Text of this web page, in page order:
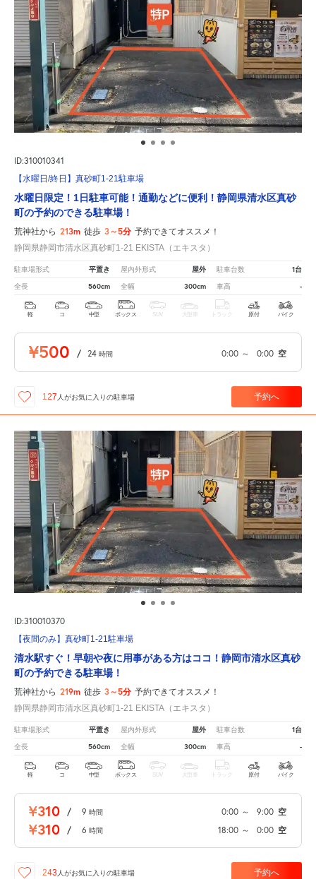
ID:310010341
【水曜日/終日】真砂町1-21駐車場
水曜日限定！1日駐車可能！通勤などに便利！静岡県清水区真砂
町の予約のできる駐車場！
荒神社から 213m 徒歩 3～5分 予約できてオススメ！
静岡県静岡市清水区真砂町1-21 EKISTA（エキスタ）
駐車場形式 平置き 屋内外形式 屋外 駐車台数 1台
全長 560cm 全幅 300cm 車高 -
軽 コ 中型 ボックス SUV 大型車 トラック 原付 バイク
¥500 / 24 時間 0:00 ～ 0:00 空
127 人がお気に入りの駐車場 予約へ
ID:310010370
【夜間のみ】真砂町1-21駐車場
清水駅すぐ！早朝や夜に用事がある方はココ！静岡市清水区真砂
町の予約できる駐車場！
荒神社から 219m 徒歩 3～5分 予約できてオススメ！
静岡県静岡市清水区真砂町1-21 EKISTA（エキスタ）
駐車場形式 平置き 屋内外形式 屋外 駐車台数 1台
全長 560cm 全幅 300cm 車高 -
軽 コ 中型 ボックス SUV 大型車 トラック 原付 バイク
¥310 / 9 時間 0:00 ～ 9:00 空
¥310 / 6 時間 18:00 ～ 0:00 空
243 人がお気に入りの駐車場 予約へ